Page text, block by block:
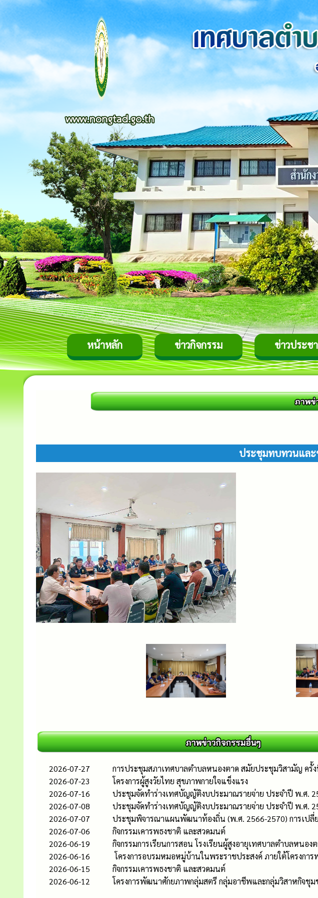
หน้าหลัก ข่าวกิจกรรม ข่าวประช
ประชุมทบทวนและ
2026-07-27
การประชุมสภาเทศบาลตำบลหนองตาด สมัยประชุมวิสามัญ ค
2026-07-23
โครงการผู้สูงวัยไทย สุขภาพกายใจแข็งแรง
2026-07-16
ประชุมจัดทำร่างเทศบัญญัติงบประมาณรายจ่าย ประจำปี พ.ศ.
2026-07-08
ประชุมจัดทำร่างเทศบัญญัติงบประมาณรายจ่าย ประจำปี พ.ศ.
2026-07-07
ประชุมพิจารณาแผนพัฒนาท้องถิ่น (พ.ศ. 2566-2570) การเปลี่
2026-07-06
กิจกรรมเคารพธงชาติ และสวดมนต์
2026-06-19
กิจกรรมการเรียนการสอน โรงเรียนผู้สูงอายุเทศบาลตำบลหนอ
2026-06-16
โครงการอบรมหมอหมู่บ้านในพระราชประสงค์ ภายใต้โครงกา
2026-06-15
กิจกรรมเคารพธงชาติ และสวดมนต์
2026-06-12
โครงการพัฒนาศักยภาพกลุ่มสตรี กลุ่มอาชีพและกลุ่มวิสาหกิจชุ